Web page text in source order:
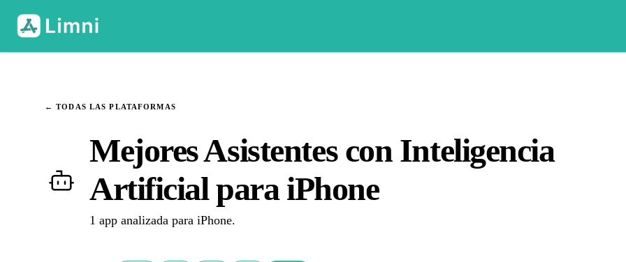
← TODAS LAS PLATAFORMAS
Mejores Asistentes con Inteligencia
Artificial para iPhone
1 app analizada para iPhone.